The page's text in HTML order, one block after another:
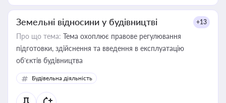
Земельні відносини у будівництві +13
Про що тема: Тема охоплює правове регулювання
підготовки, здійснення та введення в експлуатацію
об’єктів будівництва
Будівельна діяльність